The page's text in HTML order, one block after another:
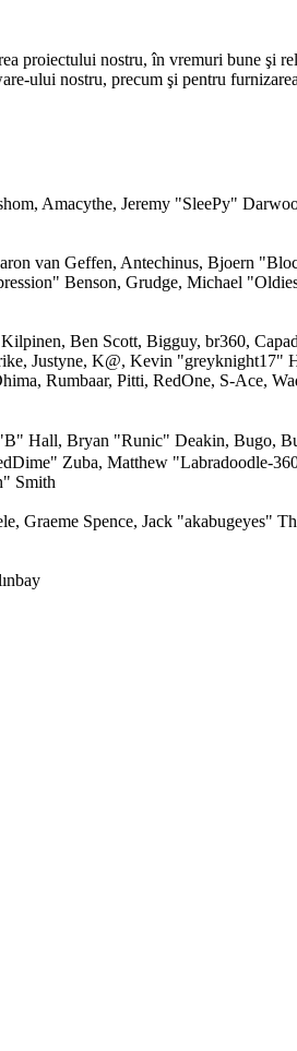
proiectului nostru, în vremuri bune şi
ului nostru, precum şi pentru
Amacythe, Jeremy "SleePy"
van Geffen, Antechinus, Bjoern
Benson, Grudge, Michael
Ben Scott, Bigguy, br360,
Justyne, K@, Kevin
Rumbaar, Pitti, RedOne, S-Ace,
Hall, Bryan "Runic" Deakin, Bugo,
Zuba, Matthew "Labradoodle-
Smith
Spence, Jack "akabugeyes"